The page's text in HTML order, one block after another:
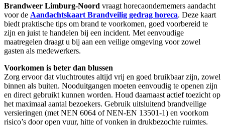
Brandweer Limburg-Noord vraagt horecaondernemers aandacht
voor de Aandachtskaart Brandveilig gedrag horeca. Deze kaart
biedt praktische tips om brand te voorkomen, goed voorbereid te
zijn en juist te handelen bij een incident. Met eenvoudige
maatregelen draagt u bij aan een veilige omgeving voor zowel
gasten als medewerkers.
Voorkomen is beter dan blussen
Zorg ervoor dat vluchtroutes altijd vrij en goed bruikbaar zijn, zowel
binnen als buiten. Nooduitgangen moeten eenvoudig te openen zijn
en direct gebruikt kunnen worden. Houd daarnaast actief toezicht op
het maximaal aantal bezoekers. Gebruik uitsluitend brandveilige
versieringen (met NEN 6064 of NEN-EN 13501-1) en voorkom
risico’s door open vuur, hitte of vonken in drukbezochte ruimtes.